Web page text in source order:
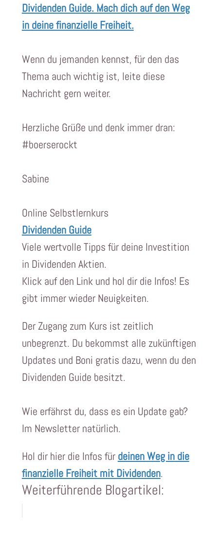
Dividenden Guide. Mach dich auf den Weg
in deine finanzielle Freiheit.
Wenn du jemanden kennst, für den das
Thema auch wichtig ist, leite diese
Nachricht gern weiter.
Herzliche Grüße und denk immer dran:
#boerserockt
Sabine
Online Selbstlernkurs
Dividenden Guide
Viele wertvolle Tipps für deine Investition
in Dividenden Aktien.
Klick auf den Link und hol dir die Infos! Es
gibt immer wieder Neuigkeiten.
Der Zugang zum Kurs ist zeitlich
unbegrenzt. Du bekommst alle zukünftigen
Updates und Boni gratis dazu, wenn du den
Dividenden Guide besitzt.
Wie erfährst du, dass es ein Update gab?
Im Newsletter natürlich.
Hol dir hier die Infos für deinen Weg in die
finanzielle Freiheit mit Dividenden.
Weiterführende Blogartikel: